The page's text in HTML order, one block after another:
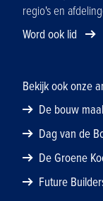
regio's en
Word ook lid
Bekijk ook onze
De bouw
Dag van de
De Groene
Future